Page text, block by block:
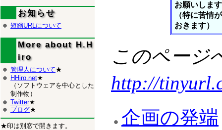
お願いしま
（特に苦情
おきます）
このページ
http://
企画の発端
お知らせ
短縮URLについて
More about H.H
iro
管理人について★
HHiro.net★
（ソフトウェアを中心とした
制作物）
Twitter★
ブログ★
★印は別窓で開きます。